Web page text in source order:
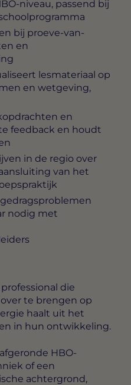
niveau, passend bij
bij proeve-van-
en
lesmateriaal op
en wetgeving,
en
feedback en houdt
in de regio over
van het
nodig met
die
te brengen op
haalt uit het
in hun ontwikkeling.
HBO-
of een
achtergrond,